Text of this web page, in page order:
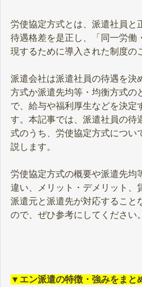
労使協定方式とは、派遣社員と
待遇格差を是正し、「同一労働
現するために導入された制度の
派遣会社は派遣社員の待遇を決
方式か派遣先均等・均衡方式の
で、給与や福利厚生などを決定
す。本記事では、派遣社員の待
式のうち、労使協定方式につい
説します。
労使協定方式の概要や派遣先均
違い、メリット・デメリット、
派遣元と派遣先が対応すること
ので、ぜひ参考にしてください。
▼エン派遣の特徴・強みをまと